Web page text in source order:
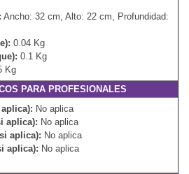
Ancho: 32 cm, Alto: 22 cm, Profundidad:
0.04 Kg
0.1 Kg
Kg
PARA PROFESIONALES
No aplica
aplica): No aplica
aplica): No aplica
aplica): No aplica